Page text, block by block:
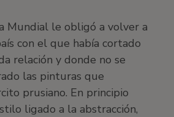
Mundial le obligó a volver a
con el que había cortado
relación y donde no se
las pinturas que
prusiano. En principio
ligado a la abstracción,